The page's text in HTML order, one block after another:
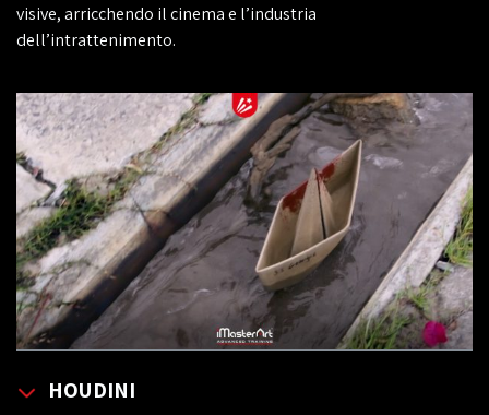
visive, arricchendo il cinema e l’industria
dell’intrattenimento.
HOUDINI